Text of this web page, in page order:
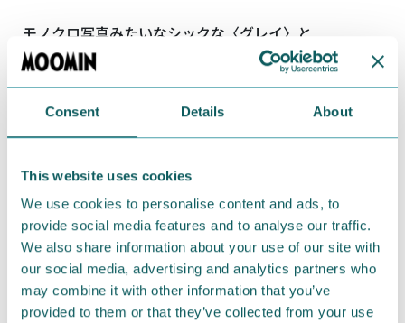
Consent Details About
This website uses cookies
We use cookies to personalise content and ads, to
provide social media features and to analyse our traffic.
We also share information about your use of our site with
our social media, advertising and analytics partners who
may combine it with other information that you’ve
provided to them or that they’ve collected from your use
モノクロ写真みたいなシックな〈グレイ〉と
古着っぽいブルーの配色が素敵な〈ブルー〉をライン
ナップ。
少し長め丈なので腰まわりをしっかりカバーしてくれ
て、
りアイテムに。
通信販売のフェリシモのウェブサイト で好評販売中で
す。
■商品名：ムーミンと仲間たち すてきな雪景色のニ
ットトップス
■価格（税抜）：4,300円